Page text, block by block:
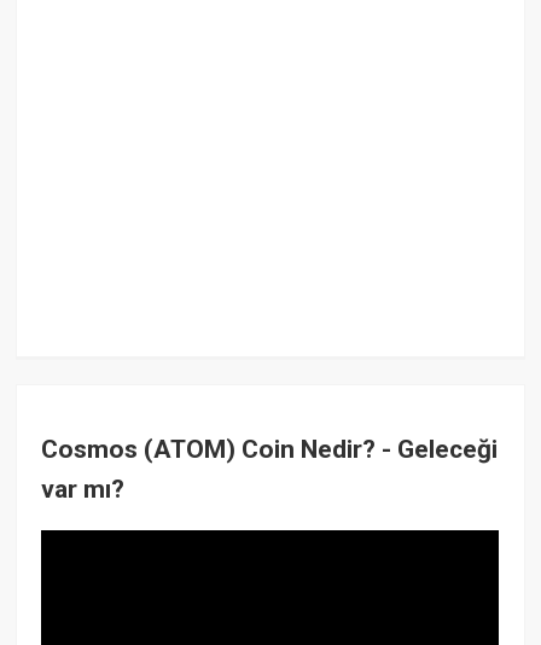
Cosmos (ATOM) Coin Nedir? - Geleceği
var mı?